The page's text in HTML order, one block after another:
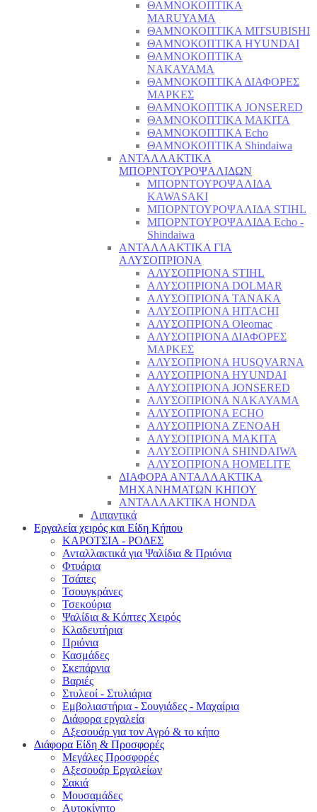
ΘΑΜΝΟΚΟΠΤΙΚΑ
MARUYAMA
ΘΑΜΝΟΚΟΠΤΙΚΑ MITSUBISHI
ΘΑΜΝΟΚΟΠΤΙΚΑ HYUNDAI
ΘΑΜΝΟΚΟΠΤΙΚΑ
NAKAYAMA
ΘΑΜΝΟΚΟΠΤΙΚΑ ΔΙΑΦΟΡΕΣ
ΜΑΡΚΕΣ
ΘΑΜΝΟΚΟΠΤΙΚΑ JONSERED
ΘΑΜΝΟΚΟΠΤΙΚΑ MAKITA
ΘΑΜΝΟΚΟΠΤΙΚΑ Echo
ΘΑΜΝΟΚΟΠΤΙΚΑ Shindaiwa
ΑΝΤΑΛΛΑΚΤΙΚΑ
ΜΠΟΡΝΤΟΥΡΟΨΑΛΙΔΩΝ
ΜΠΟΡΝΤΟΥΡΟΨΑΛΙΔΑ
KAWASAKI
ΜΠΟΡΝΤΟΥΡΟΨΑΛΙΔΑ STIHL
ΜΠΟΡΝΤΟΥΡΟΨΑΛΙΔΑ Echo -
Shindaiwa
ΑΝΤΑΛΛΑΚΤΙΚΑ ΓΙΑ
ΑΛΥΣΟΠΡΙΟΝΑ
ΑΛΥΣΟΠΡΙΟΝΑ STIHL
ΑΛΥΣΟΠΡΙΟΝΑ DOLMAR
ΑΛΥΣΟΠΡΙΟΝΑ TANAKA
ΑΛΥΣΟΠΡΙΟΝΑ HITACHI
ΑΛΥΣΟΠΡΙΟΝΑ Oleomac
ΑΛΥΣΟΠΡΙΟΝΑ ΔΙΑΦΟΡΕΣ
ΜΑΡΚΕΣ
ΑΛΥΣΟΠΡΙΟΝΑ HUSQVARNA
ΑΛΥΣΟΠΡΙΟΝΑ HYUNDAI
ΑΛΥΣΟΠΡΙΟΝΑ JONSERED
ΑΛΥΣΟΠΡΙΟΝΑ NAKAYAMA
ΑΛΥΣΟΠΡΙΟΝΑ ECHO
ΑΛΥΣΟΠΡΙΟΝΑ ZENOAH
ΑΛΥΣΟΠΡΙΟΝΑ MAKITA
ΑΛΥΣΟΠΡΙΟΝΑ SHINDAIWA
ΑΛΥΣΟΠΡΙΟΝΑ HOMELITE
ΔΙΑΦΟΡΑ ΑΝΤΑΛΛΑΚΤΙΚΑ
ΜΗΧΑΝΗΜΑΤΩΝ ΚΗΠΟΥ
ΑΝΤΑΛΛΑΚΤΙΚΑ HONDA
Λιπαντικά
Εργαλεία χειρός και Είδη Κήπου
ΚΑΡΟΤΣΙΑ - ΡΟΔΕΣ
Ανταλλακτικά για Ψαλίδια & Πριόνια
Φτυάρια
Τσάπες
Τσουγκράνες
Τσεκούρια
Ψαλίδια & Κόπτες Χειρός
Κλαδευτήρια
Πριόνια
Κασμάδες
Σκεπάρνια
Βαριές
Στυλεοί - Στυλιάρια
Εμβολιαστήρια - Σουγιάδες - Μαχαίρια
Διάφορα εργαλεία
Αξεσουάρ για τον Αγρό & το κήπο
Διάφορα Είδη & Προσφορές
Μεγάλες Προσφορές
Αξεσουάρ Εργαλείων
Σακιά
Μουσαμάδες
Αυτοκίνητο